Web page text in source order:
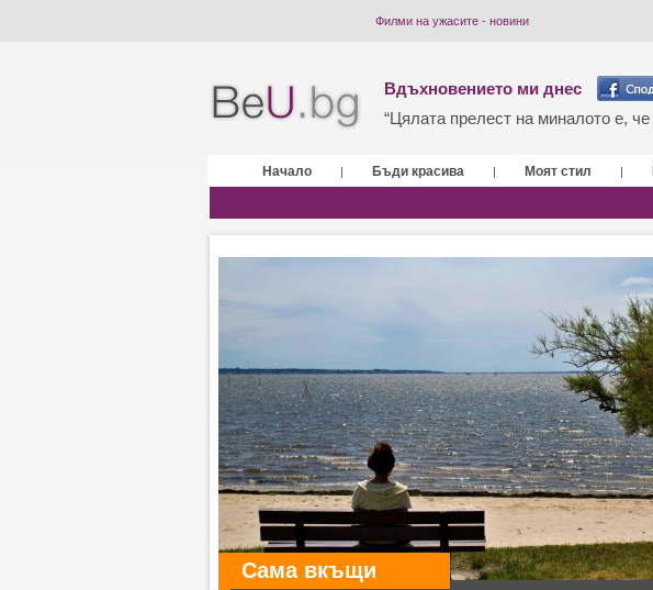
Филми на ужасите - новини
Вдъхновението ми днес
“Цялата прелест на миналото е,
Начало | Бъди красива | Моят стил |
Сама вкъщи